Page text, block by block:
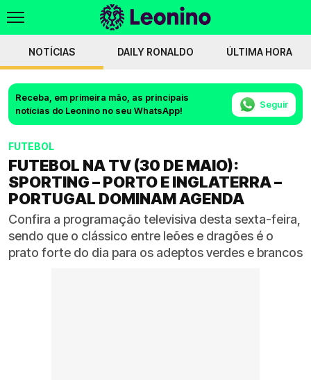
NOTÍCIAS DAILY RONALDO ÚLTIMA HORA
Receba, em primeira mão, as principais
notícias do Leonino no seu WhatsApp!
Seguir
FUTEBOL
FUTEBOL NA TV (30 DE MAIO):
SPORTING – PORTO E INGLATERRA –
PORTUGAL DOMINAM AGENDA
Confira a programação televisiva desta sexta-feira,
sendo que o clássico entre leões e dragões é o
prato forte do dia para os adeptos verdes e brancos